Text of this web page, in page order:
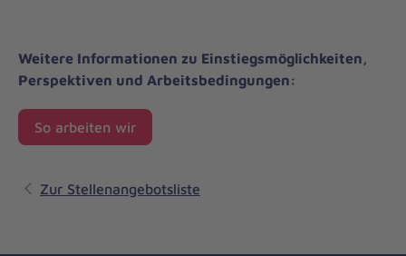
Weitere Informationen zu Einstiegsmöglichkeiten,
Perspektiven und Arbeitsbedingungen:
So arbeiten wir
Zur Stellenangebotsliste